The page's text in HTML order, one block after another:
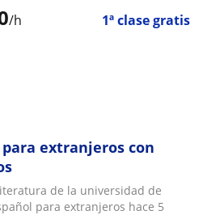
/h 1ª clase gratis
extranjeros con
de la universidad de
para extranjeros hace 5